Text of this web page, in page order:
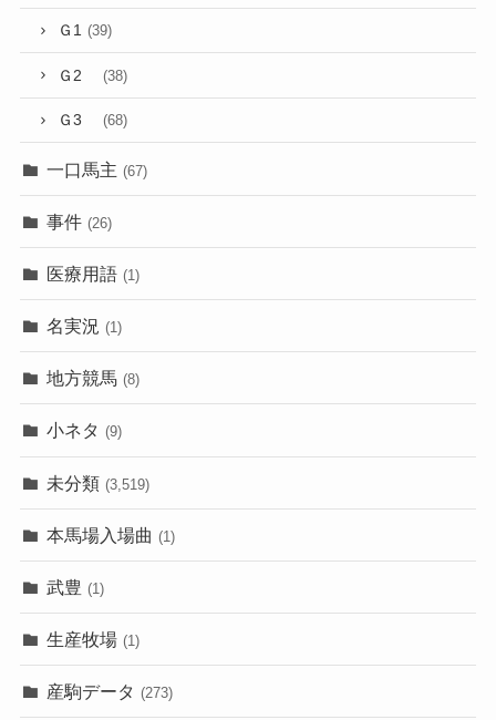
Ｇ1 (39)
Ｇ2 (38)
Ｇ3 (68)
一口馬主 (67)
事件 (26)
医療用語 (1)
名実況 (1)
地方競馬 (8)
小ネタ (9)
未分類 (3,519)
本馬場入場曲 (1)
武豊 (1)
生産牧場 (1)
産駒データ (273)